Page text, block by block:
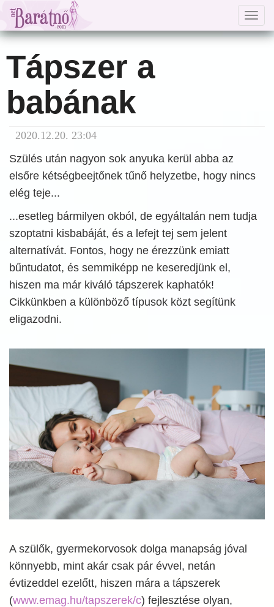
Tápszer a
babának
2020.12.20. 23:04
Szülés után nagyon sok anyuka kerül abba az
elsőre kétségbeejtőnek tűnő helyzetbe, hogy nincs
elég teje...
...esetleg bármilyen okból, de egyáltalán nem tudja
szoptatni kisbabáját, és a lefejt tej sem jelent
alternatívát. Fontos, hogy ne érezzünk emiatt
bűntudatot, és semmiképp ne keseredjünk el,
hiszen ma már kiváló tápszerek kaphatók!
Cikkünkben a különböző típusok közt segítünk
eligazodni.
A szülők, gyermekorvosok dolga manapság jóval
könnyebb, mint akár csak pár évvel, netán
évtizeddel ezelőtt, hiszen mára a tápszerek
(www.emag.hu/tapszerek/c) fejlesztése olyan,